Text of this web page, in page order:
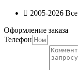
2005-2026
Оформление заказа
Телефон